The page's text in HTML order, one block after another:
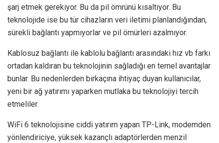
şarj etmek gerekiyor. Bu da pil ömrünü kısaltıyor. Bu
teknolojide ise bu tür cihazların veri iletimi planlandığından,
sürekli bağlantı yapmıyorlar ve pil ömürleri azalmıyor.
Kablosuz bağlantı ile kablolu bağlantı arasındaki hız vb farkı
ortadan kaldıran bu teknolojinin sağladığı en temel avantajlar
bunlar. Bu nedenlerden birkaçına ihtiyaç duyan kullanıcılar,
yeni bir ağ yatırımı yaparken mutlaka bu teknolojiyi tercih
etmeliler.
WiFi 6 teknolojisine ciddi yatırım yapan TP-Link, modemden
yönlendiriciye, yüksek kazançlı adaptörlerden menzil